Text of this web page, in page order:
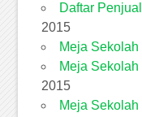
Daftar
2015
Meja Sekolah
Meja
2015
Meja Sekolah